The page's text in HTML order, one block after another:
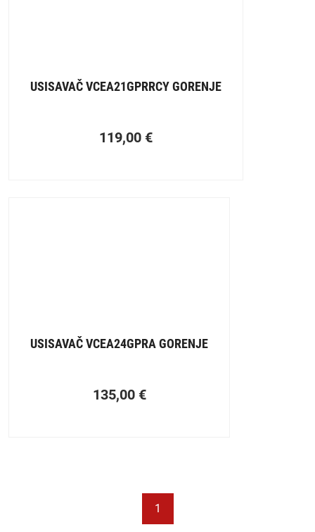
USISAVAČ VCEA21GPRRCY GORENJE
119,00 €
USISAVAČ VCEA24GPRA GORENJE
135,00 €
1